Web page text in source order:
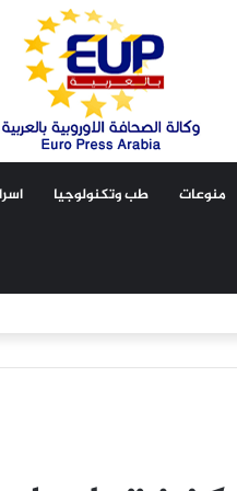
منوعات طب وتكنولوجيا